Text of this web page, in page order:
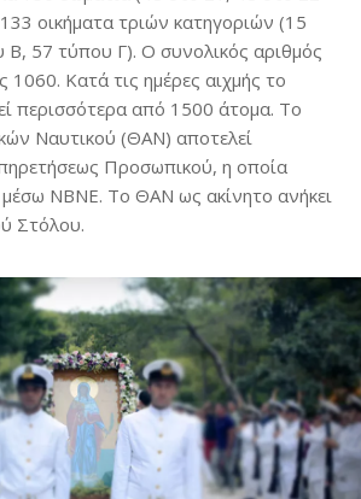
οικήματα τριών κατηγοριών (15
57 τύπου Γ). Ο συνολικός αριθμός
1060. Κατά τις ημέρες αιχμής το
περισσότερα από 1500 άτομα. Το
Ναυτικού (ΘΑΝ) αποτελεί
Προσωπικού, η οποία
ΝΒΝΕ. Το ΘΑΝ ως ακίνητο ανήκει
Στόλου.